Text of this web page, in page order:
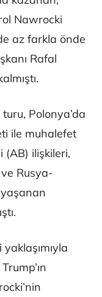
Nawrocki
az farkla önde
Rafal
Polonya’da
ile muhalefet
(AB) ilişkileri,
Rusya-